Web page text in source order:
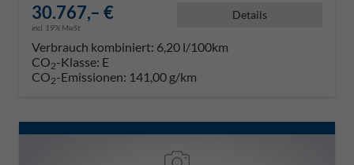
30.767,– €
incl. 19% MwSt.
Details
Verbrauch kombiniert: 6,20 l/100km
CO2-Klasse: E
CO2-Emissionen: 141,00 g/km